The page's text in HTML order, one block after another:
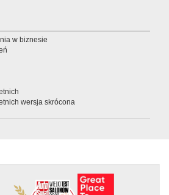
w biznesie
wersja skrócona